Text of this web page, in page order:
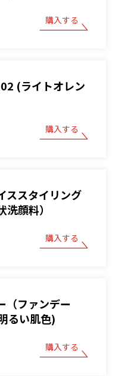
購入する
(ライトオレン
購入する
スタイリング
顔料）
購入する
（ファンデー
るい肌色)
購入する